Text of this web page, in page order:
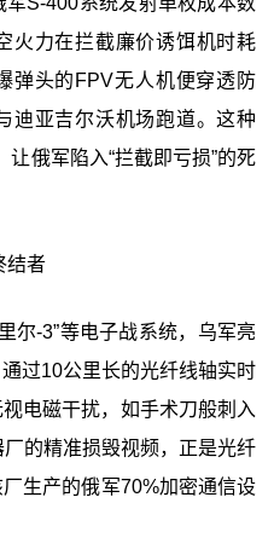
火力在拦截廉价诱饵机时耗
头的FPV无人机便穿透防
迪亚吉尔沃机场跑道。这种
让俄军陷入“拦截即亏损”的死
结者
尔-3”等电子战系统，乌军亮
过10公里长的光纤线轴实时
电磁干扰，如手术刀般刺入
的精准损毁视频，正是光纤
生产的俄军70%加密通信设